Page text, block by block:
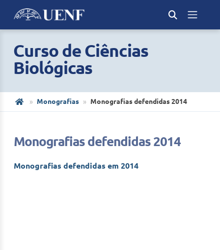
Curso de Ciências
Biológicas
Monografias Monografias defendidas 2014
Monografias defendidas 2014
Monografias defendidas em 2014